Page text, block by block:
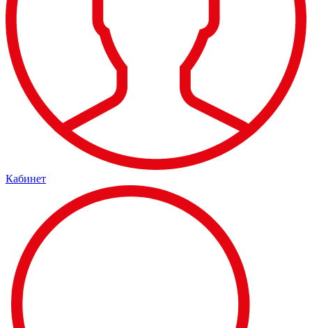
Кабинет